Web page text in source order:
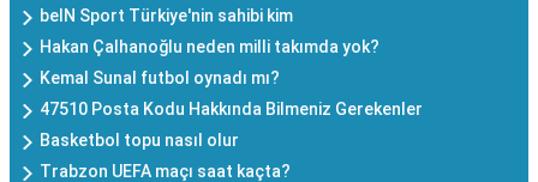
beIN Sport Türkiye'nin sahibi kim
Hakan Çalhanoğlu neden milli takımda yok?
Kemal Sunal futbol oynadı mı?
47510 Posta Kodu Hakkında Bilmeniz Gerekenler
Basketbol topu nasıl olur
Trabzon UEFA maçı saat kaçta?